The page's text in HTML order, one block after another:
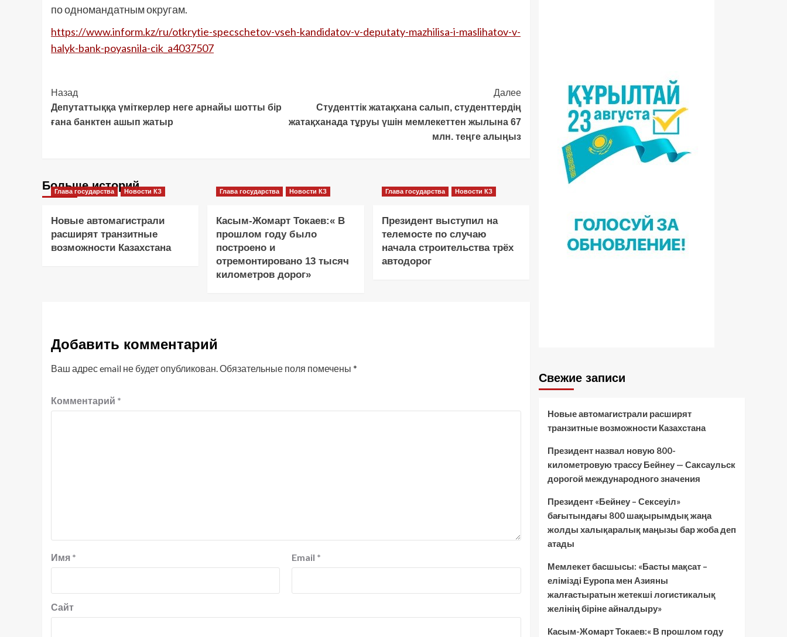
по одномандатным округам.
https://www.inform.kz/ru/otkrytie-specschetov-vseh-kandidatov-v-deputaty-mazhilisa-i-maslihatov-v-
halyk-bank-poyasnila-cik_a4037507
Post
Navigation
Назад
Депутаттыққа үміткерлер неге арнайы шотты бір
ғана банктен ашып жатыр
Далее
Студенттік жатақхана салып, студенттердің
жатақханада тұруы үшін мемлекеттен жылына 67
млн. теңге алыңыз
Больше историй
Глава государства Новости КЗ
Новые автомагистрали
расширят транзитные
возможности Казахстана
Глава государства Новости КЗ
Касым-Жомарт Токаев:« В
прошлом году было
построено и
отремонтировано 13 тысяч
километров дорог»
Глава государства Новости КЗ
Президент выступил на
телемосте по случаю
начала строительства трёх
автодорог
Добавить комментарий
Ваш адрес email не будет опубликован.Обязательные поля помечены *
Комментарий *
Имя * Email *
Сайт
Свежие записи
Новые автомагистрали расширят
транзитные возможности Казахстана
Президент назвал новую 800-
километровую трассу Бейнеу — Саксаульск
дорогой международного значения
Президент «Бейнеу – Сексеуіл»
бағытындағы 800 шақырымдық жаңа
жолды халықаралық маңызы бар жоба деп
атады
Мемлекет басшысы: «Басты мақсат –
елімізді Еуропа мен Азияны
жалғастыратын жетекші логистикалық
желінің біріне айналдыру»
Касым-Жомарт Токаев:« В прошлом году